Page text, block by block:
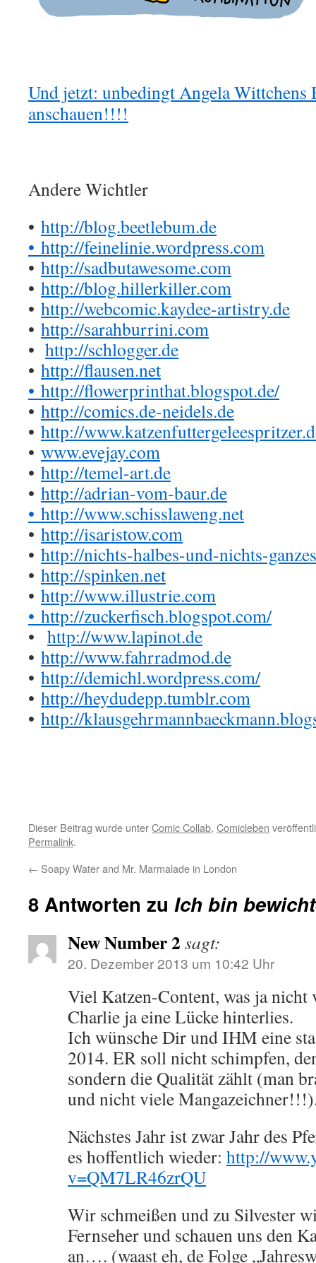
Und jetzt: unbedingt Angela Wittchens
anschauen!!!!
Andere Wichtler
• http://blog.beetlebum.de
• http://feinelinie.wordpress.com
• http://sadbutawesome.com
• http://blog.hillerkiller.com
• http://webcomic.kaydee-artistry.de
• http://sarahburrini.com
• http://schlogger.de
• http://flausen.net
• http://flowerprinthat.blogspot.de/
• http://comics.de-neidels.de
• http://
• www.evejay.com
• http://temel-art.de
• http://adrian-vom-baur.de
• http://www.schisslaweng.net
• http://isaristow.com
• http://nichts-halbes-und-nichts-
• http://spinken.net
• http://www.illustrie.com
• http://zuckerfisch.blogspot.com/
• http://www.lapinot.de
• http://www.fahrradmod.de
• http://demichl.wordpress.com/
• http://heydudepp.tumblr.com
• http://
Dieser Beitrag wurde unterComic Collab, Comicleben
Permalink.
← Soapy Water and Mr. Marmalade in London
8 Antworten zu Ich bin
New Number 2 sagt:
20. Dezember 2013 um 10:42 Uhr
Viel Katzen-Content, was ja nicht
Charlie ja eine Lücke hinterlies.
Ich wünsche Dir und IHM eine
2014. ER soll nicht schimpfen,
sondern die Qualität zählt (man
und nicht viele
Nächstes Jahr ist zwar Jahr des
es hoffentlich wieder: http://
v=QM7LR46zrQU
Wir schmeißen und zu Silvester
Fernseher und schauen uns den
an…. (waast eh, de Folge